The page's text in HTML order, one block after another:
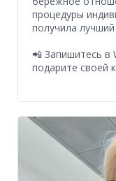
процедуры
получила лучший
📲 Запишитесь в
подарите своей